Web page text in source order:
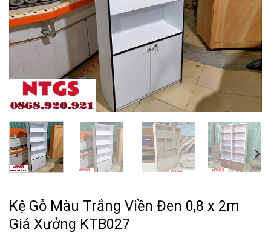
Kệ Gỗ Màu Trắng Viền Đen 0,8 x 2m
Giá Xưởng KTB027